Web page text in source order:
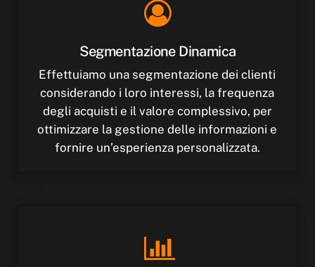
Segmentazione Dinamica
Effettuiamo una segmentazione dei clienti
considerando i loro interessi, la frequenza
degli acquisti e il valore complessivo, per
ottimizzare la gestione delle informazioni e
fornire un’esperienza personalizzata.